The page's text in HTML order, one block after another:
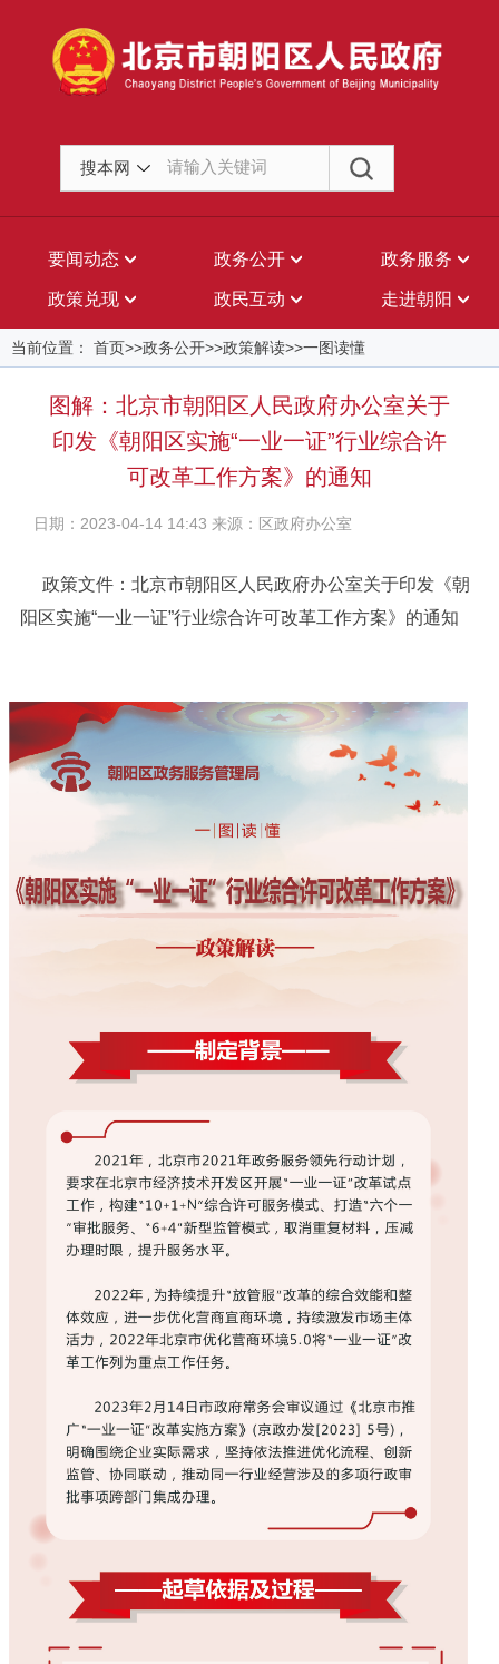
搜本网
要闻动态 政务公开 政务服务
政策兑现 政民互动 走进朝阳
当前位置： 首页>>政务公开>>政策解读>>一图读懂
图解：北京市朝阳区人民政府办公室关于
印发《朝阳区实施“一业一证”行业综合许
可改革工作方案》的通知
日期：2023-04-14 14:43 来源：区政府办公室
政策文件： 北京市朝阳区人民政府办公室关于印发《朝
阳区实施“一业一证”行业综合许可改革工作方案》的通知